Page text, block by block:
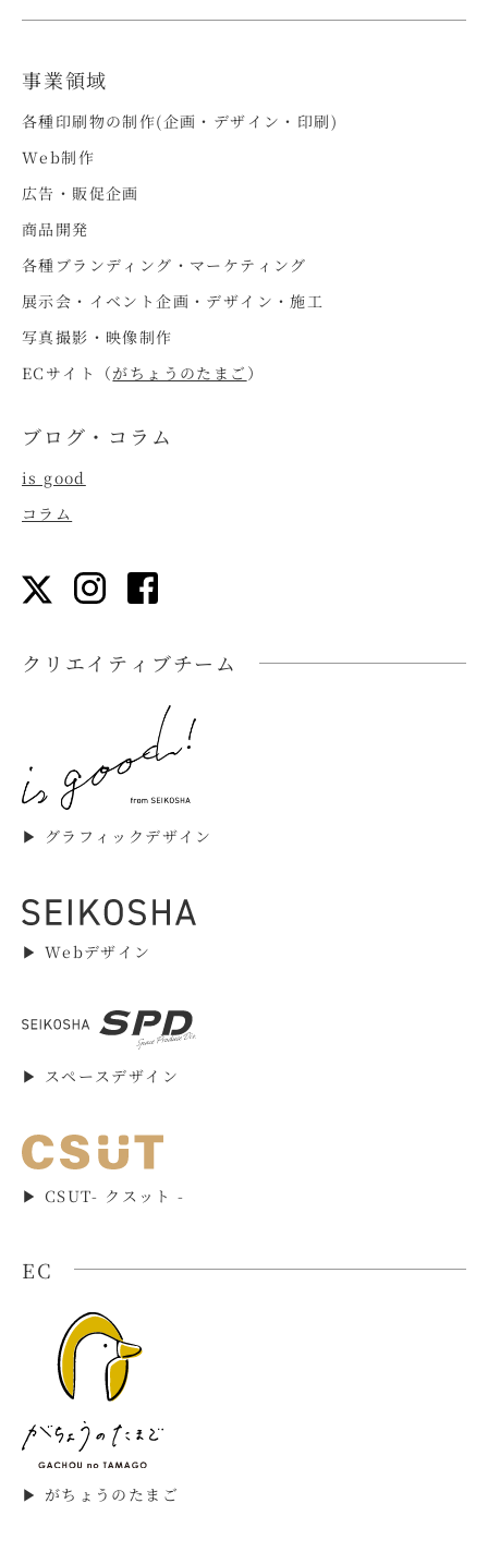
事業領域
各種印刷物の制作(企画・デザイン・印刷)
Web制作
広告・販促企画
商品開発
各種ブランディング・マーケティング
展示会・イベント企画・デザイン・施工
写真撮影・映像制作
ECサイト（がちょうのたまご ）
ブログ・コラム
is good
コラム
クリエイティブチーム
▶︎ グラフィックデザイン
▶︎ Webデザイン
▶︎ スペースデザイン
▶︎ CSUT- クスット -
EC
▶︎ がちょうのたまご